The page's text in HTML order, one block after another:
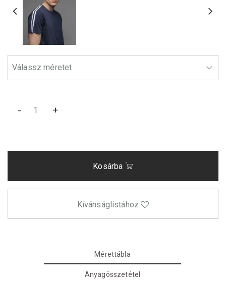
- +
Kosárba
Kívánságlistához
Mérettábla
Anyagösszetétel